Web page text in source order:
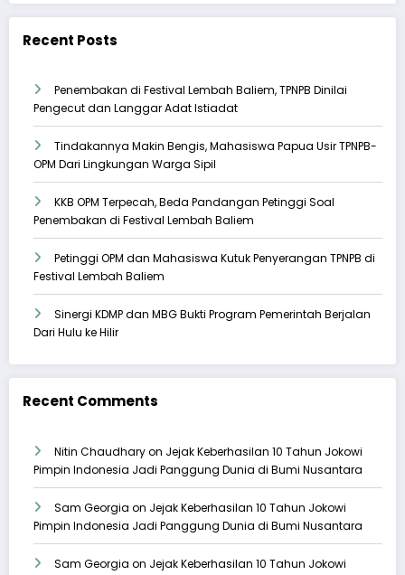
Recent Posts
Penembakan di Festival Lembah Baliem, TPNPB Dinilai
Pengecut dan Langgar Adat Istiadat
Tindakannya Makin Bengis, Mahasiswa Papua Usir TPNPB-
OPM Dari Lingkungan Warga Sipil
KKB OPM Terpecah, Beda Pandangan Petinggi Soal
Penembakan di Festival Lembah Baliem
Petinggi OPM dan Mahasiswa Kutuk Penyerangan TPNPB di
Festival Lembah Baliem
Sinergi KDMP dan MBG Bukti Program Pemerintah Berjalan
Dari Hulu ke Hilir
Recent Comments
Nitin Chaudharyon Jejak Keberhasilan 10 Tahun Jokowi
Pimpin Indonesia Jadi Panggung Dunia di Bumi Nusantara
Sam Georgia on Jejak Keberhasilan 10 Tahun Jokowi
Pimpin Indonesia Jadi Panggung Dunia di Bumi Nusantara
Sam Georgia on Jejak Keberhasilan 10 Tahun Jokowi